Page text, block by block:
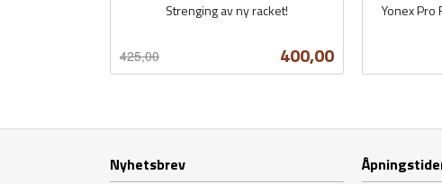
Strenging av ny racket!
Tilbud
400,00
425,00
Yonex Pro
Nyhetsbrev